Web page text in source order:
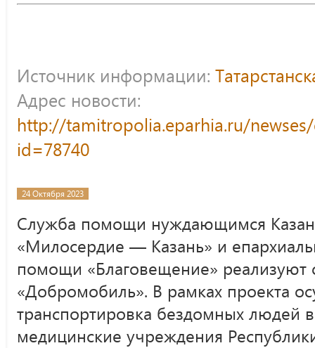
Источник информации:
Адрес новости:
http://tamitropolia.eparhia.ru/
id=78740
24 Октября 2023
Служба помощи нуждающимся
«Милосердие — Казань» и
помощи «Благовещение» реализуют
«Добромобиль». В рамках проекта
транспортировка бездомных людей
медицинские учреждения